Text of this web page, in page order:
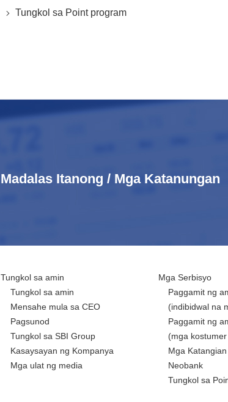
Tungkol sa Point program
Madalas Itanong / Mga Katanungan
Tungkol sa amin
Tungkol sa amin
Mensahe mula sa CEO
Pagsunod
Tungkol sa SBI Group
Kasaysayan ng Kompanya
Mga ulat ng media
Mga Serbisyo
Paggamit ng
(indibidwal na
Paggamit ng
(mga
Mga
Neobank
Tungkol sa